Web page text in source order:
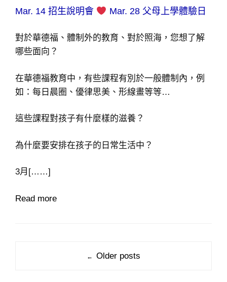
On
Mar. 14 招生說明會 Mar. 28 父母上學體驗日
對於華德福、體制外的教育、對於照海，您想了解
哪些面向？
在華德福教育中，有些課程有別於一般體制內，例
如：每日晨圈、優律思美、形線畫等等…
這些課程對孩子有什麼樣的滋養？
為什麼要安排在孩子的日常生活中？
3月[……]
Read more
← Older posts